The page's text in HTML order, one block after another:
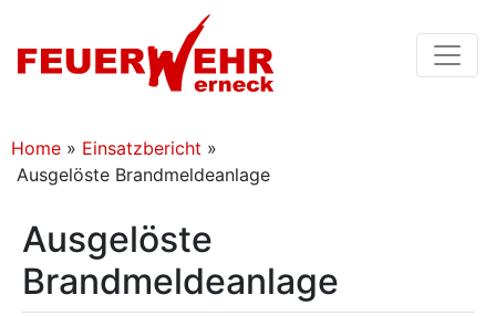
Home » Einsatzbericht »
Ausgelöste Brandmeldeanlage
Ausgelöste
Brandmeldeanlage